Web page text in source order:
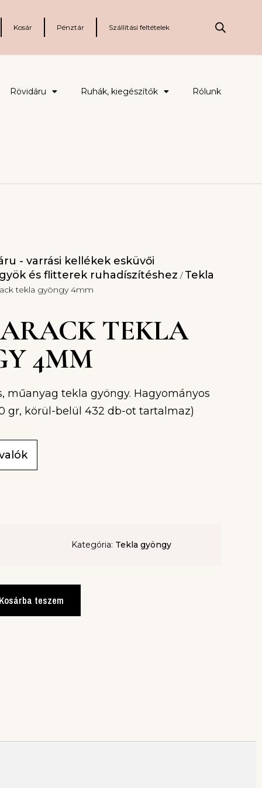
Kosár Pénztár Szállítási feltételek
Rövidáru Ruhák, kiegészítők Rólunk
- varrási kellékek esküvői
és flitterek ruhadíszítéshez / Tekla
tekla gyöngy 4mm
TEKLA
4MM
műanyag tekla gyöngy. Hagyományos
gr, körül-belül 432 db-ot tartalmaz)
Kategória: Tekla gyöngy
Kosárba teszem